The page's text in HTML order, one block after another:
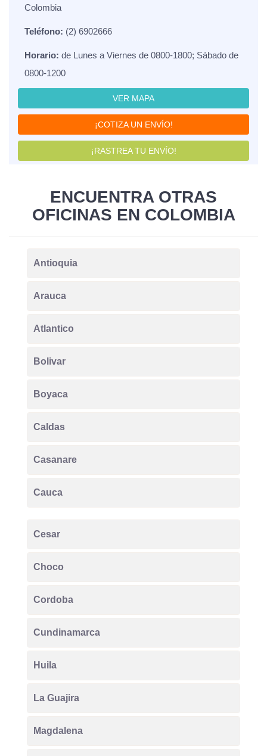
Colombia
Teléfono: (2) 6902666
Horario: de Lunes a Viernes de 0800-1800; Sábado de
0800-1200
VER MAPA
¡COTIZA UN ENVÍO!
¡RASTREA TU ENVÍO!
ENCUENTRA OTRAS
OFICINAS EN COLOMBIA
Antioquia
Arauca
Atlantico
Bolivar
Boyaca
Caldas
Casanare
Cauca
Cesar
Choco
Cordoba
Cundinamarca
Huila
La Guajira
Magdalena